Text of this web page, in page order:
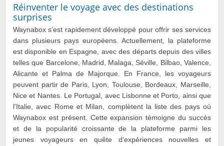
Réinventer le voyage avec des destinations
surprises
Waynabox s’est rapidement développé pour offrir ses services
dans plusieurs pays européens. Actuellement, la plateforme
est disponible en Espagne, avec des départs depuis des villes
telles que Barcelone, Madrid, Malaga, Séville, Bilbao, Valence,
Alicante et Palma de Majorque. En France, les voyageurs
peuvent partir de Paris, Lyon, Toulouse, Bordeaux, Marseille,
Nice et Nantes. Le Portugal, avec Lisbonne et Porto, ainsi que
l’Italie, avec Rome et Milan, complètent la liste des pays où
Waynabox est présent. Cette expansion témoigne du succès
et de la popularité croissante de la plateforme parmi les
jeunes voyageurs en quête d’expériences nouvelles et